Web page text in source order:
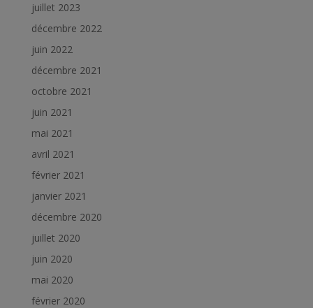
juillet 2023
décembre 2022
juin 2022
décembre 2021
octobre 2021
juin 2021
mai 2021
avril 2021
février 2021
janvier 2021
décembre 2020
juillet 2020
juin 2020
mai 2020
février 2020